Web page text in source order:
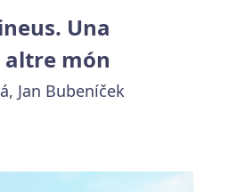
Una
món
Jan Bubeníček